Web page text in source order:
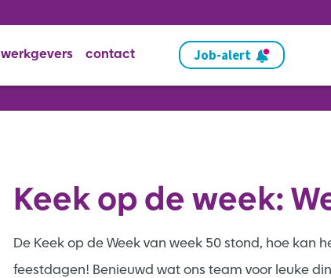
werkgevers contact Job-alert
Keek op de week:
De Keek op de Week van week 50 stond, hoe kan
feestdagen! Benieuwd wat ons team voor leuke